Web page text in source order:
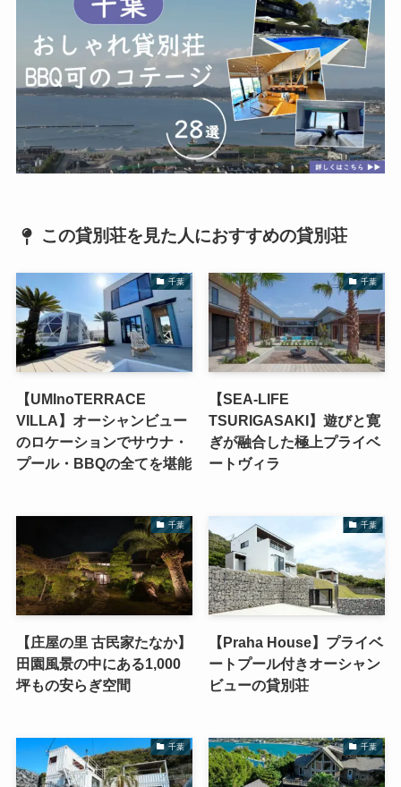
この貸別荘を見た人におすすめの貸別荘
千葉
【UMInoTERRACE
VILLA】オーシャンビュー
のロケーションでサウナ・
プール・BBQの全てを堪能
千葉
【SEA-LIFE
TSURIGASAKI】遊びと寛
ぎが融合した極上プライベ
ートヴィラ
千葉
【庄屋の里 古民家たなか】
田園風景の中にある1,000
坪もの安らぎ空間
千葉
【Praha House】プライベ
ートプール付きオーシャン
ビューの貸別荘
千葉 千葉